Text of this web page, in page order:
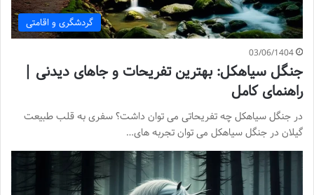
گردشگری و اقامتی
03/06/1404
جنگل سیاهکل: بهترین تفریحات و جاهای دیدنی |
راهنمای کامل
در جنگل سیاهکل چه تفریحاتی می توان داشت؟ سفری به قلب طبیعت
گیلان در جنگل سیاهکل می توان تجربه های…